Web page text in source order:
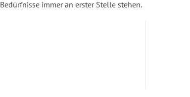
Bedürfnisse immer an erster Stelle stehen.